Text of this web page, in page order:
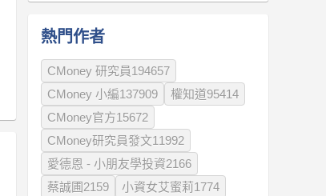
熱門作者
CMoney 研究員194657
CMoney 小編137909
權知道95414
CMoney官方15672
CMoney研究員發文11992
愛德恩 - 小朋友學投資2166
蔡誠圃2159
小資女艾蜜莉1774